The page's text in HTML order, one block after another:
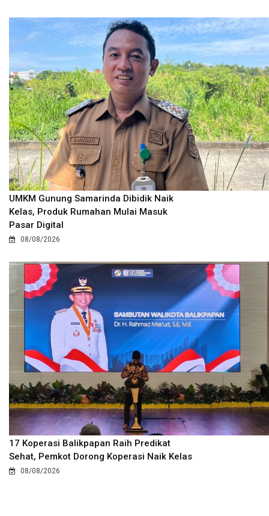
UMKM Gunung Samarinda Dibidik Naik
Kelas, Produk Rumahan Mulai Masuk
Pasar Digital
08/08/2026
17 Koperasi Balikpapan Raih Predikat
Sehat, Pemkot Dorong Koperasi Naik Kelas
08/08/2026